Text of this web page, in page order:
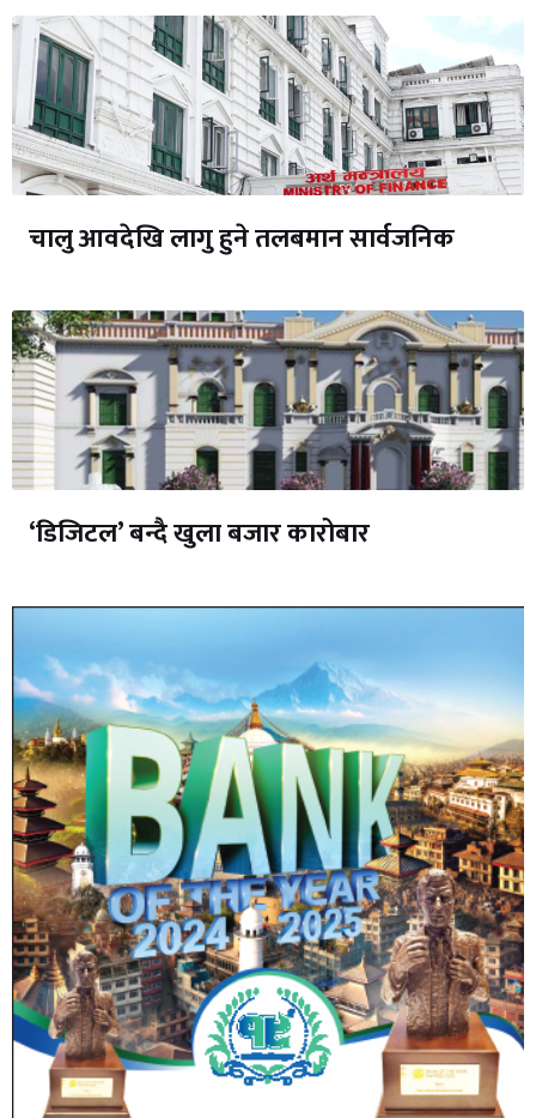
चालु आवदेखि लागु हुने तलबमान सार्वजनिक
‘डिजिटल’ बन्दै खुला बजार कारोबार